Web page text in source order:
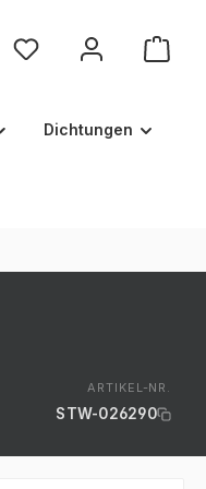
Du hast 0 Produkte
Dichtungen
ARTIKEL-NR.
STW-026290